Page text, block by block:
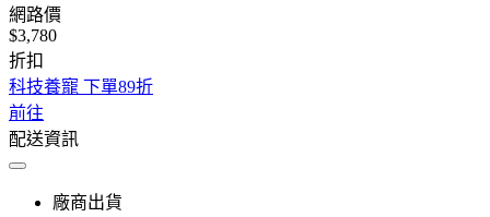
網路價
$3,780
折扣
科技養寵 下單89折
前往
配送資訊
廠商出貨